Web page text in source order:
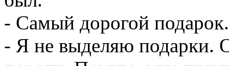
- Самый дорогой подарок.
- Я не выделяю подарки.